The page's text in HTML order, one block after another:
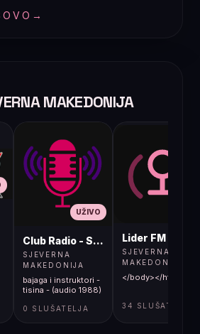
→
MAKEDONIJA
UŽIVO
Club Radio - Skopje, Mcedonia
SJEVERNA
MAKEDONIJA
bajaga i instruktori -
tisina - (audio 1988)
0 SLUŠATELJA
Lider FM 107,4
SJEVERNA
MAKEDONIJA
</body></html>
34 SLUŠATELJA